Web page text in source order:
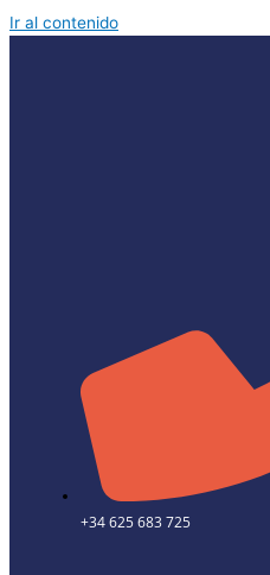
Ir al contenido
+34 625 683 725